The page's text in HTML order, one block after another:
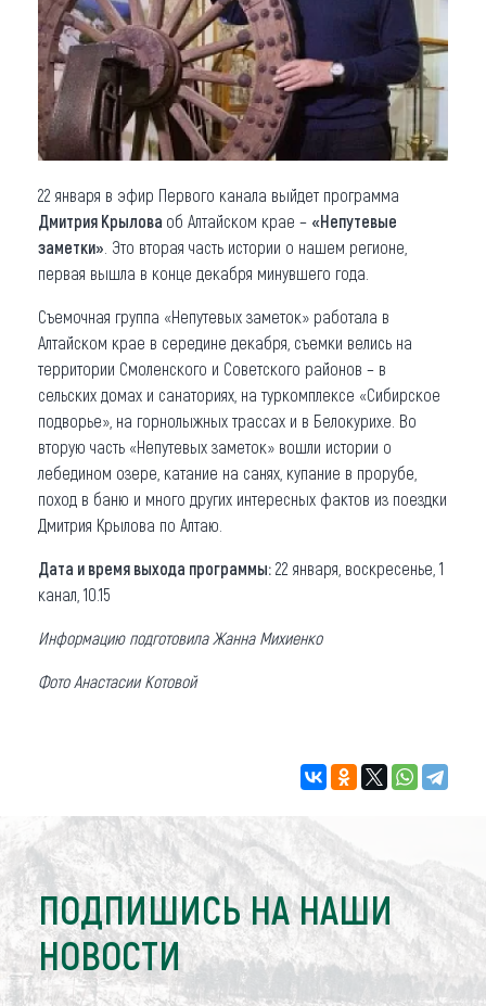
Коллекция впечатлений
Другие рубрики
22 января в эфир Первого канала выйдет программа
Дмитрия Крылова об Алтайском крае – «Непутевые
заметки» . Это вторая часть истории о нашем регионе,
первая вышла в конце декабря минувшего года.
Съемочная группа «Непутевых заметок» работала в
Алтайском крае в середине декабря, съемки велись на
территории Смоленского и Советского районов – в
сельских домах и санаториях, на туркомплексе «Сибирское
подворье», на горнолыжных трассах и в Белокурихе. Во
вторую часть «Непутевых заметок» вошли истории о
лебедином озере, катание на санях, купание в прорубе,
поход в баню и много других интересных фактов из поездки
Дмитрия Крылова по Алтаю.
Дата и время выхода программы: 22 января, воскресенье, 1
канал, 10.15
Информацию подготовила Жанна Михиенко
Фото Анастасии Котовой
ПОДПИШИСЬ НА НАШИ
НОВОСТИ